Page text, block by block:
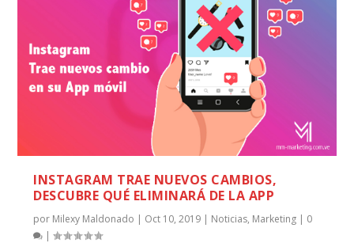
INSTAGRAM TRAE NUEVOS CAMBIOS,
DESCUBRE QUÉ ELIMINARÁ DE LA APP
por Milexy Maldonado | Oct 10, 2019 | Noticias, Marketing | 0
|